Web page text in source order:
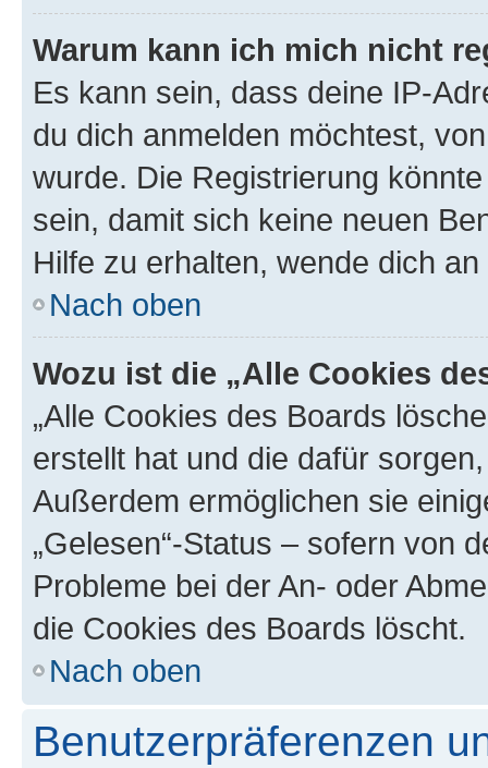
Warum kann ich mich nicht
Es kann sein, dass deine IP-
du dich anmelden möchtest,
wurde. Die Registrierung
sein, damit sich keine neuen
Hilfe zu erhalten, wende dich
Nach oben
Wozu ist die „Alle Cookies
„Alle Cookies des Boards
erstellt hat und die dafür
Außerdem ermöglichen sie
„Gelesen“-Status – sofern von
Probleme bei der An- oder
die Cookies des Boards löscht.
Nach oben
Benutzerpräferenzen